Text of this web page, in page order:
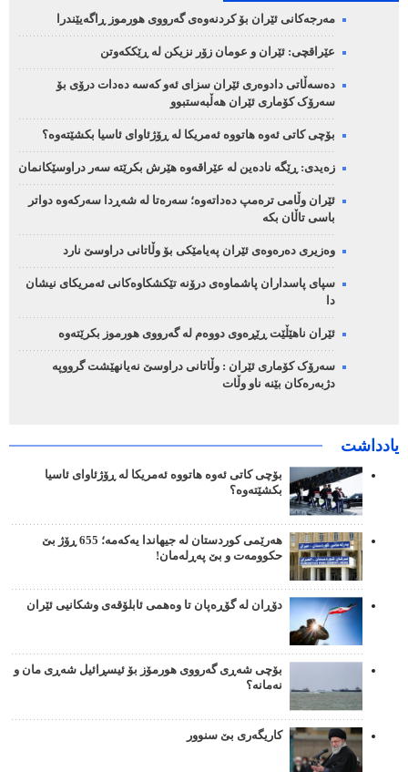
مەرجەکانی ئێران بۆ کردنەوەی گەرووی هورموز ڕاگەیێندرا
عێراقچی: ئێران و عومان زۆر نزیکن لە ڕێککەوتن
دەسەڵاتی دادوەری ئێران سزای ئەو کەسە دەدات درۆی بۆ
سەرۆک کۆماری ئێران هەڵبەستبوو
بۆچی کاتی ئەوە هاتووە ئەمریکا لە ڕۆژئاوای ئاسیا بکشێتەوە؟
زەیدی: ڕێگە نادەین لە عێراقەوە هێرش بکرێتە سەر دراوسێکانمان
ئێران وڵامی ترەمپ دەداتەوە؛ سەرەتا لە شەڕدا سەرکەوە دواتر
باسی تاڵان بکە
وەزیری دەرەوەی ئێران پەیامێکی بۆ وڵاتانی دراوسێ نارد
سپای پاسداران پاشماوەی درۆنە تێکشکاوەکانی ئەمریکای نیشان
دا
ئێران ناهێڵێت ڕێڕەوی دووەم لە گەرووی هورموز بکرێتەوە
سەرۆک کۆماری ئێران : وڵاتانی دراوسێ نەیانهێشت گرووپە
دژبەرەکان بێنە ناو وڵات
یادداشت
بۆچی کاتی ئەوە هاتووە ئەمریکا لە ڕۆژئاوای ئاسیا
بکشێتەوە؟
هەرێمی کوردستان لە جیهاندا یەکەمە؛ 655 ڕۆژ بێ
حکوومەت و بێ پەڕلەمان!
دۆڕان لە گۆڕەپان تا وەهمی ئابلۆقەی وشکانیی ئێران
بۆچی شەڕی گەرووی هورمۆز بۆ ئیسڕائیل شەڕی مان و
نەمانە؟
کاریگەری بێ سنوور